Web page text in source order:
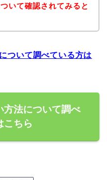
いて確認されてみると
ついて調べている方は
方法について調べ
こちら